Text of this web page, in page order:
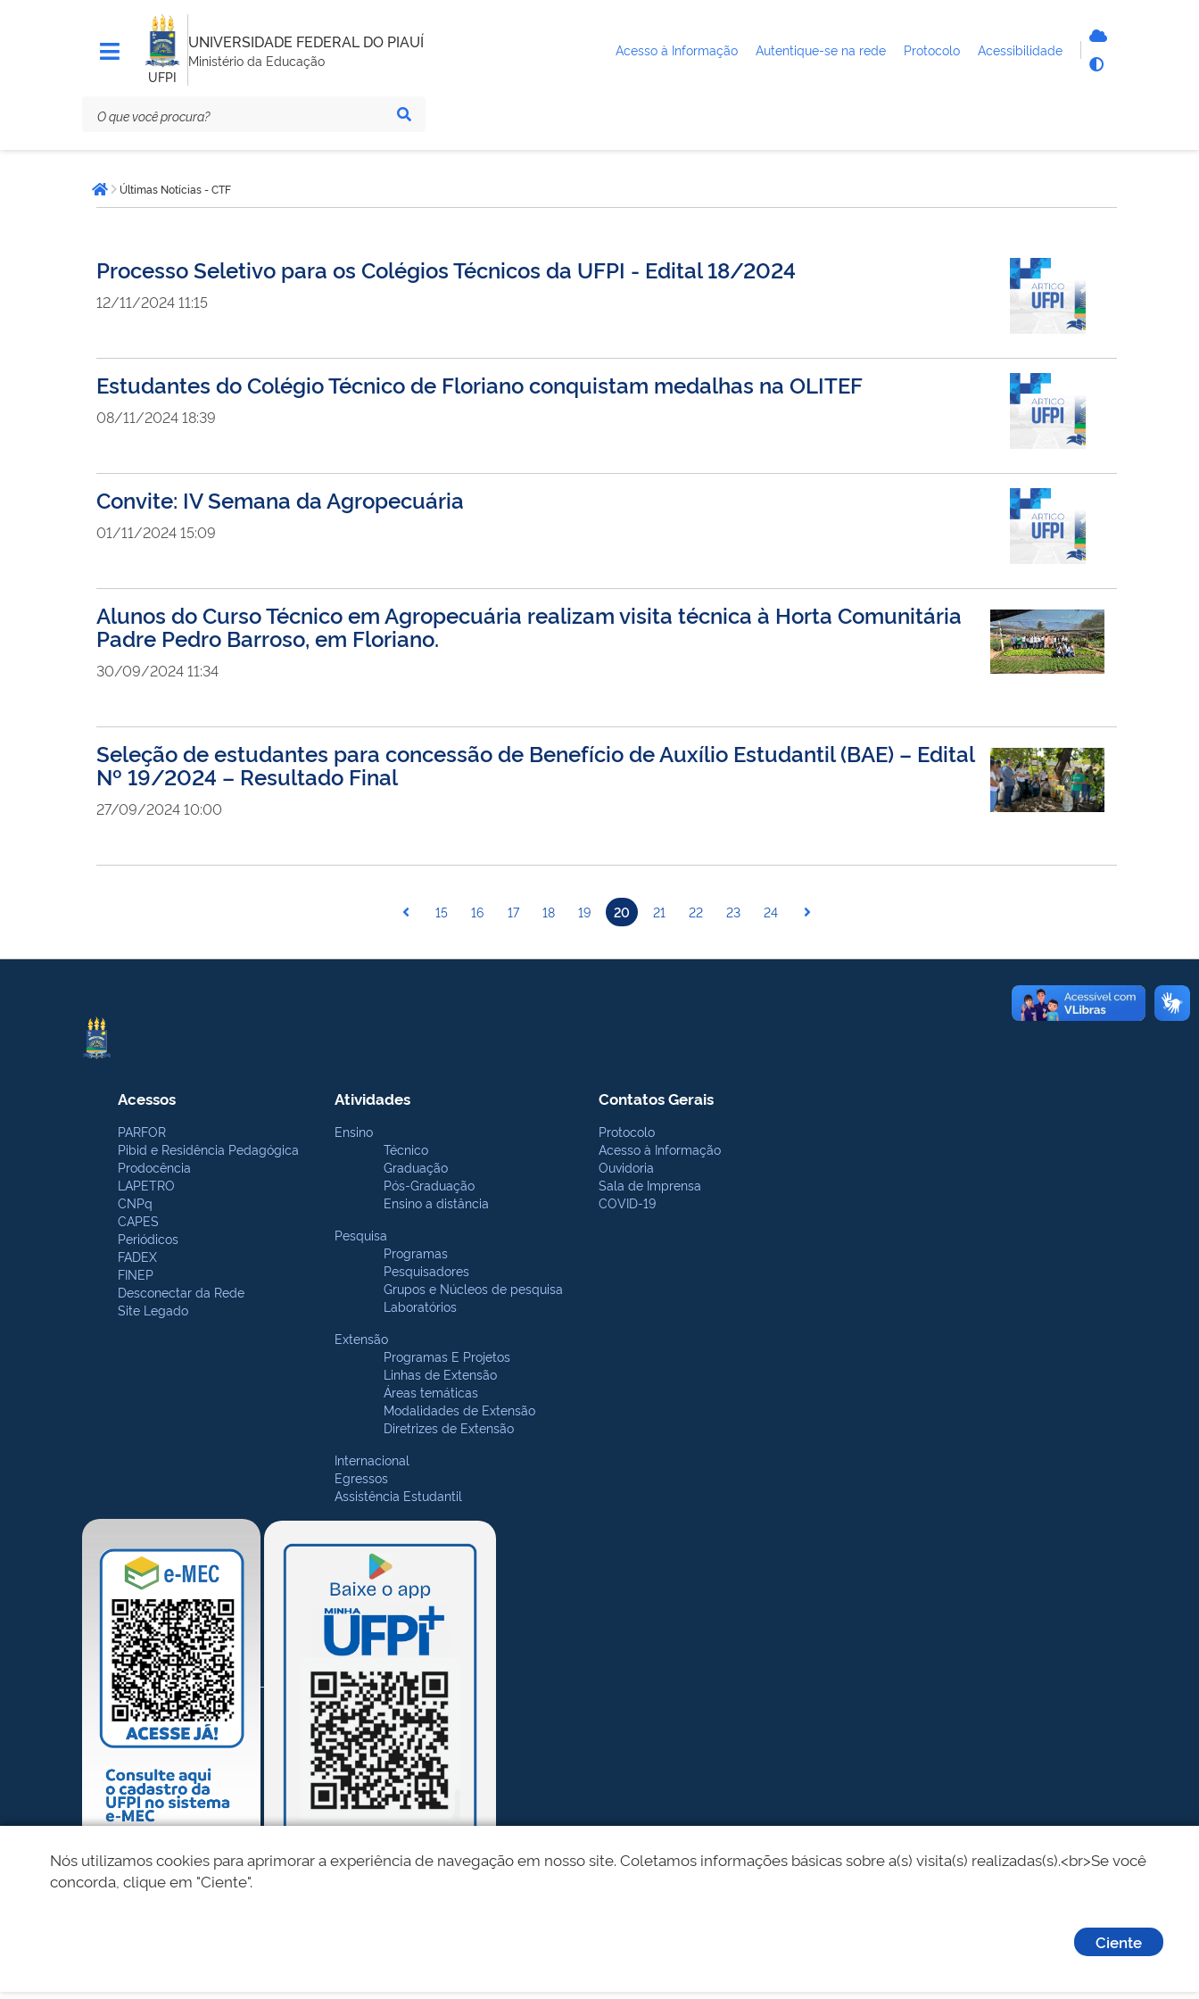
UFPI
UNIVERSIDADE FEDERAL DO PIAUÍ
Ministério da Educação
Acesso à Informação Autentique-se na rede Protocolo Acessibilidade
está
aqui:Página inicial
Últimas Notícias - CTF
Processo Seletivo para os Colégios Técnicos da UFPI - Edital 18/2024
12/11/2024 11:15
Estudantes do Colégio Técnico de Floriano conquistam medalhas na OLITEF
08/11/2024 18:39
Convite: IV Semana da Agropecuária
01/11/2024 15:09
Alunos do Curso Técnico em Agropecuária realizam visita técnica à Horta Comunitária
Padre Pedro Barroso, em Floriano.
30/09/2024 11:34
Seleção de estudantes para concessão de Benefício de Auxílio Estudantil (BAE) – Edital
Nº 19/2024 – Resultado Final
27/09/2024 10:00
15 16 17 18 19 20 21 22 23 24
Acessos
PARFOR
Pibid e Residência Pedagógica
Prodocência
LAPETRO
CNPq
CAPES
Periódicos
FADEX
FINEP
Desconectar da Rede
Site Legado
Atividades
Ensino
Técnico
Graduação
Pós-Graduação
Ensino a distância
Pesquisa
Programas
Pesquisadores
Grupos e Núcleos de pesquisa
Laboratórios
Extensão
Programas E Projetos
Linhas de Extensão
Áreas temáticas
Modalidades de Extensão
Diretrizes de Extensão
Internacional
Egressos
Assistência Estudantil
Contatos Gerais
Protocolo
Acesso à Informação
Ouvidoria
Sala de Imprensa
COVID-19
Nós utilizamos cookies para aprimorar a experiência de navegação em nosso site. Coletamos informações básicas sobre a(s) visita(s) realizadas(s).<br>Se você
concorda, clique em "Ciente".
Ciente